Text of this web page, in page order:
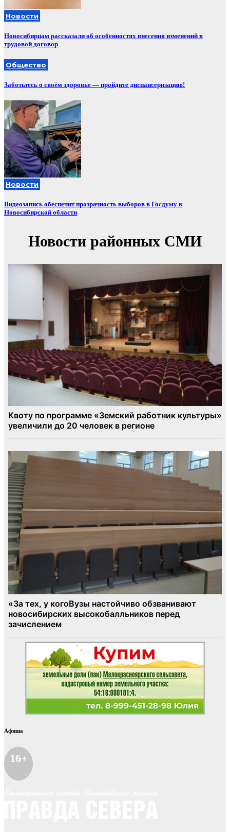
Новости
Новосибирцам рассказали об особенностях внесения изменений в
трудовой договор
Общество
Заботьтесь о своём здоровье — пройдите диспансеризацию!
Новости
Видеозапись обеспечит прозрачность выборов в Госдуму в
Новосибирской области
Афиша
16+